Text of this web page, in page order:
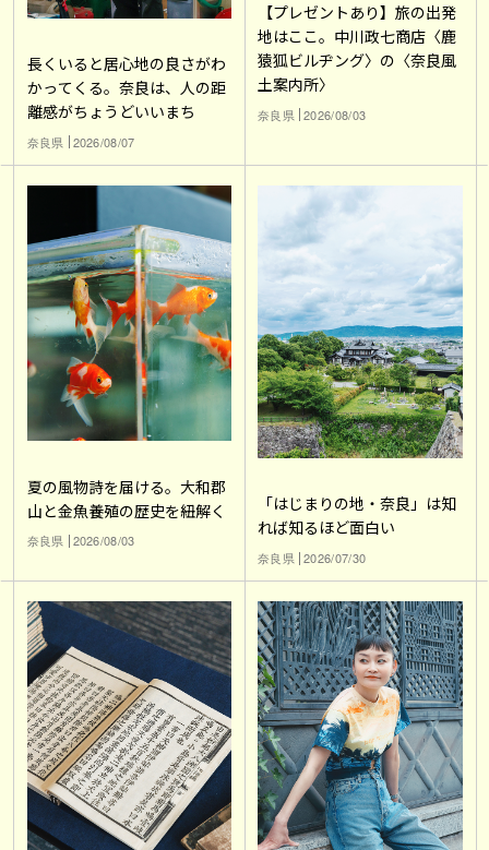
長くいると居心地の良さがわ
かってくる。奈良は、人の距
離感がちょうどいいまち
奈良県 2026/08/07
【プレゼントあり】旅の出発
地はここ。中川政七商店〈鹿
猿狐ビルヂング〉の〈奈良風
土案内所〉
奈良県 2026/08/03
夏の風物詩を届ける。大和郡
山と金魚養殖の歴史を紐解く
奈良県 2026/08/03
「はじまりの地・奈良」は知
れば知るほど面白い
奈良県 2026/07/30